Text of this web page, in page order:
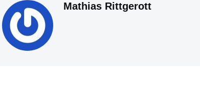
Mathias Rittgerott